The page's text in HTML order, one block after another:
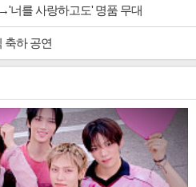
너를 사랑하고도' 명품 무대
축하 공연